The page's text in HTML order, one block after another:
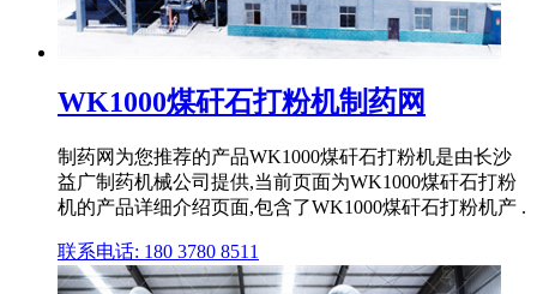
WK1000煤矸石打粉机制药网
制药网为您推荐的产品WK1000煤矸石打粉机是由长沙
益广制药机械公司提供,当前页面为WK1000煤矸石打粉
机的产品详细介绍页面,包含了WK1000煤矸石打粉机产 .
联系电话: 180 3780 8511